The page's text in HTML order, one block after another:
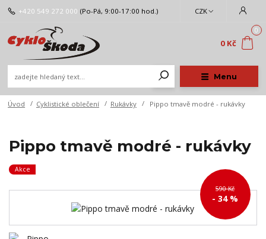
Menu
CZK
+420 549 272 000 (Po-Pá, 9:00-17:00 hod.)
0
0 Kč
Úvod Cyklistické oblečení Rukávky Pippo tmavě modré - rukávky
Pippo tmavě modré - rukávky
Akce
590 Kč
- 34 %